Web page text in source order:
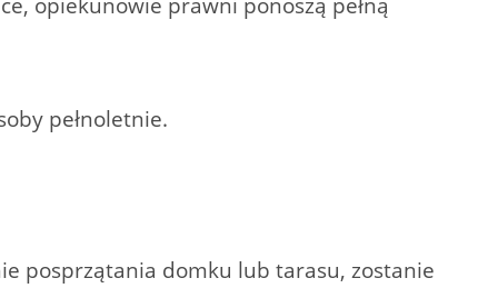
opiekunowie prawni ponoszą pełną
pełnoletnie.
posprzątania domku lub tarasu, zostanie